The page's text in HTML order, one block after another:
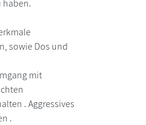
haben.
sowie Dos und
mit
. Aggressives
.